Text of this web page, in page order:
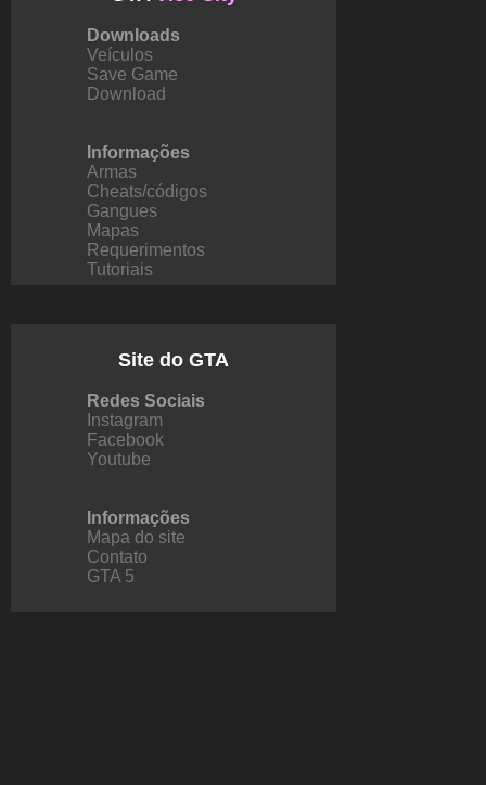
Downloads
Veículos
Save Game
Download
Informações
Armas
Cheats/códigos
Gangues
Mapas
Requerimentos
Tutoriais
Site do GTA
Redes Sociais
Instagram
Facebook
Youtube
Informações
Mapa do site
Contato
GTA 5